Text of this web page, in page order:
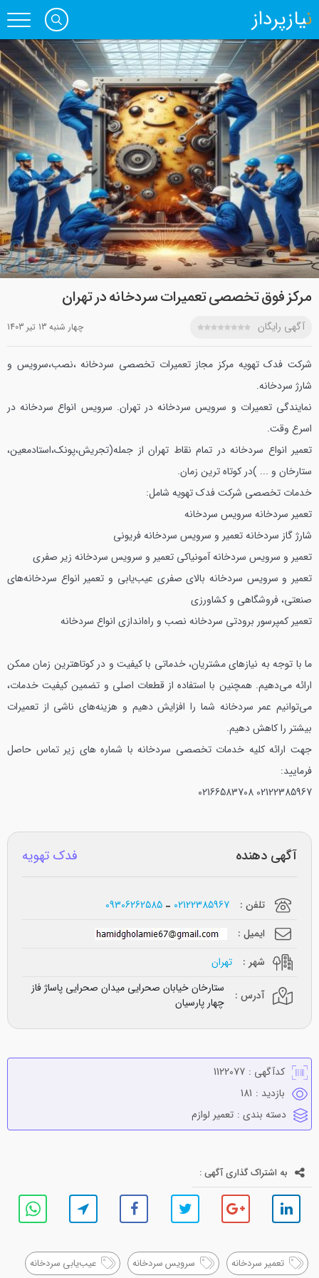
نیازپرداز
مرکز فوق تخصصی تعمیرات سردخانه در تهران
آگهی رایگان چهار شنبه 13 تير 1403
شرکت فدک تهویه مرکز مجاز تعمیرات تخصصی سردخانه ،نصب،سرویس و
شارژ سردخانه.
نمایندگی تعمیرات و سرویس سردخانه در تهران. سرویس انواع سردخانه در
اسرع وقت.
تعمیر انواع سردخانه‌ در تمام نقاط تهران از جمله(تجریش،پونک،استادمعین،
ستارخان و ... )در کوتاه ترین زمان.
خدمات تخصصی شرکت فدک تهویه شامل:
تعمیر سردخانه سرویس سردخانه
شارژ گاز سردخانهتعمیر و سرویس سردخانه فریونی
تعمیر و سرویس سردخانه آمونیاکی تعمیر و سرویس سردخانه زیر صفری
تعمیر و سرویس سردخانه بالای صفری عیب‌یابی و تعمیر انواع سردخانه‌های
صنعتی، فروشگاهی و کشاورزی
تعمیر کمپرسور برودتی سردخانه نصب و راه‌اندازی انواع سردخانه
ما با توجه به نیازهای مشتریان، خدماتی با کیفیت و در کوتاهترین زمان ممکن
ارائه می‌دهیم. همچنین با استفاده از قطعات اصلی و تضمین کیفیت خدمات،
می‌توانیم عمر سردخانه شما را افزایش دهیم و هزینه‌های ناشی از تعمیرات
بیشتر را کاهش دهیم.
جهت ارائه کلیه خدمات تخصصی سردخانه با شماره های زیر تماس حاصل
فرمایید:
02122385967
آگهی دهنده فدک تهویه
تلفن : 02122385967
09306262585
ایمیل :
شهر :
تهران
آدرس :
ستارخان خیابان صحرایی میدان صحرایی پاساژ فاز
چهار پارسیان
کدآگهی : 1122077
بازدید : 181
دسته بندی : تعمير لوازم
به اشتراک گذاری آگهی :
تعمیر سردخانه سرويس سردخانه عیب‌یابی سردخانه